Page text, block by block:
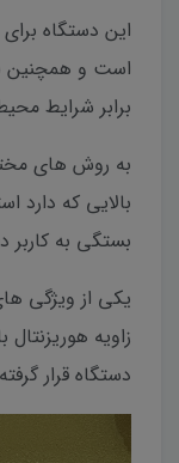
این دستگاه
است و همچنین
برابر شرایط
به روش های
بالایی که دارد
بستگی به کاربر
یکی از ویژگی
زاویه
دستگاه قرار